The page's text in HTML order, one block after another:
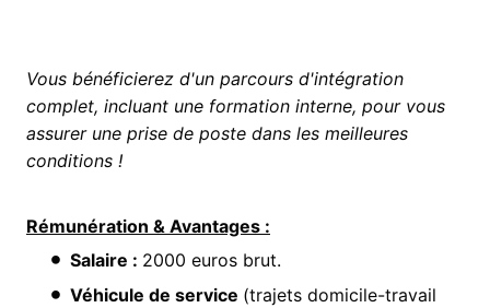
Vous bénéficierez d'un parcours d'intégration
complet, incluant une formation interne, pour vous
assurer une prise de poste dans les meilleures
conditions !
Rémunération & Avantages :
Salaire : 2000 euros brut.
Véhicule de service (trajets domicile-travail